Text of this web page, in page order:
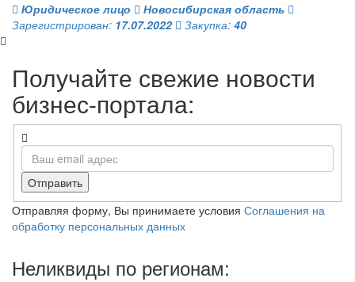
Юридическое лицо
Новосибирская область
Зарегистрирован: 17.07.2022 Закупка: 40
Получайте свежие новости
бизнес-портала:
Отправить
Отправляя форму, Вы принимаете условия Соглашения на
обработку персональных данных
Неликвиды по регионам: